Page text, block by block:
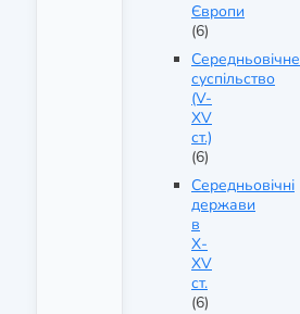
Європи
(6)
Середньовічне
суспільство
(V-
XV
ст.)
(6)
Середньовічні
держави
в
X-
XV
ст.
(6)